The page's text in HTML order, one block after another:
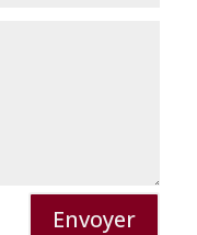
Envoyer